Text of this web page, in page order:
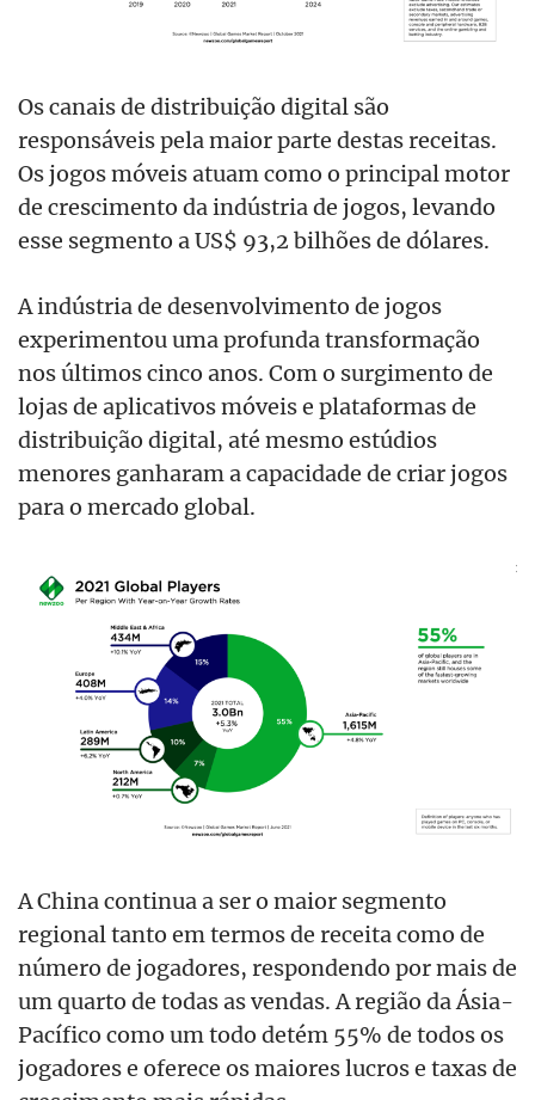
Os canais de distribuição digital são
responsáveis pela maior parte destas receitas.
Os jogos móveis atuam como o principal motor
de crescimento da indústria de jogos, levando
esse segmento a US$ 93,2 bilhões de dólares.
A indústria de desenvolvimento de jogos
experimentou uma profunda transformação
nos últimos cinco anos. Com o surgimento de
lojas de aplicativos móveis e plataformas de
distribuição digital, até mesmo estúdios
menores ganharam a capacidade de criar jogos
para o mercado global.
A China continua a ser o maior segmento
regional tanto em termos de receita como de
número de jogadores, respondendo por mais de
um quarto de todas as vendas. A região da Ásia-
Pacífico como um todo detém 55% de todos os
jogadores e oferece os maiores lucros e taxas de